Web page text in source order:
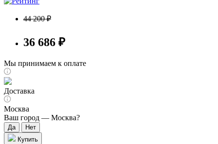
44 200 ₽
36 686 ₽
Мы принимаем к оплате
Доставка
Москва
Ваш город — Москва?
Купить